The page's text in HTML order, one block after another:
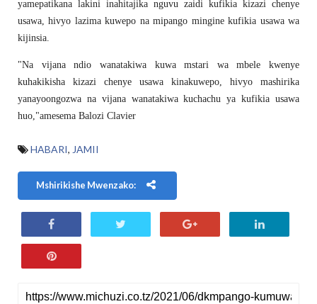
yamepatikana lakini inahitajika nguvu zaidi kufikia kizazi chenye
usawa, hivyo lazima kuwepo na mipango mingine kufikia usawa wa
kijinsia.
"Na vijana ndio wanatakiwa kuwa mstari wa mbele kwenye
kuhakikisha kizazi chenye usawa kinakuwepo, hivyo mashirika
yanayoongozwa na vijana wanatakiwa kuchachu ya kufikia usawa
huo,"amesema Balozi Clavier
HABARI, JAMII
Mshirikishe Mwenzako: